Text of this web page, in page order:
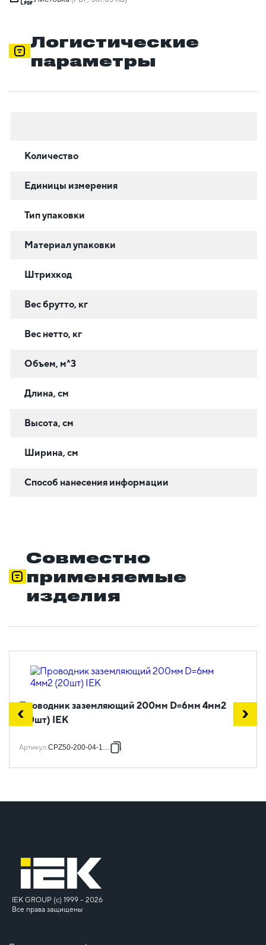
Логистические
параметры
Количество
Единицы измерения
Тип упаковки
Материал упаковки
Штрихкод
Вес брутто, кг
Вес нетто, кг
Объем, м^3
Длина, см
Высота, см
Ширина, см
Способ нанесения информации
Совместно
применяемые
изделия
Проводник заземляющий 200мм D=6мм 4мм2
(20шт) IEK
Артикул:CPZ50-200-04-1-06
IEK GROUP (c) 1999 – 2026
Все права защищены